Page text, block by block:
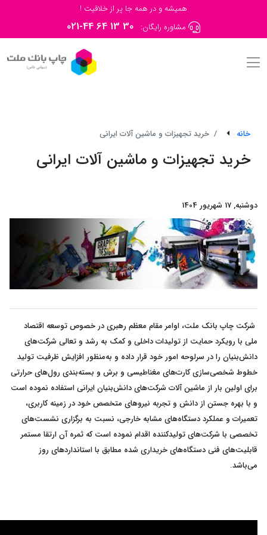
همیشه و در همه جا پر از خلاقیت !
مشاوره رایگان: 021-44 64 13 30
خانه خرید تجهیزات و ماشین آلات ایرانی
خرید تجهیزات و ماشین آلات ایرانی
دوشنبه, 17 شهریور 1404
شرکت چاپ بانک ملت، اوامر مقام معظم رهبری در خصوص توسعه اقتصاد
ملی با رویکرد حمایت از تولیدات داخلی و کمک به رشد و تعالی شرکت‌های
دانش‌بنیان را در سرلوحه امور خود قرار داده و به‌منظور افزایش ظرفیت تولید
خطوط شخصی‌سازی کارت‌های مغناطیسی و برش و بسته‌بندی رول‌های حرارتی
برای اولین بار از ماشین آلات شرکت‌های دانش‌بنیان ایرانی استفاده نموده است
و با بهره جستن از دانش و تجربه نیروهای متخصص خود در زمینه کاربری،
تعمیرات و عملکرد دستگاه‌های مشابه خارجی، نسبت به برگزاری نشست‌های
تخصصی با شرکت‌های تولیدکننده اقدام نموده است که ثمره آن ارتقا مستمر
قابلیت‌های فنی دستگاه‌های خریداری شده مطابق با استانداردهای روز
می‌باشد.